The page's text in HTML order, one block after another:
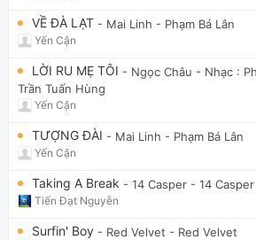
VỀ ĐÀ LẠT - Mai Linh - Phạm Bá Lân
Yến Cận
LỜI RU MẸ TÔI - Ngọc Châu - Nhạc :
Trần Tuấn Hùng
Yến Cận
TƯỢNG ĐÀI - Mai Linh - Phạm Bá Lân
Yến Cận
Taking A Break - 14 Casper - 14 Casper
Tiến Đạt Nguyễn
Surfin' Boy - Red Velvet - Red Velvet